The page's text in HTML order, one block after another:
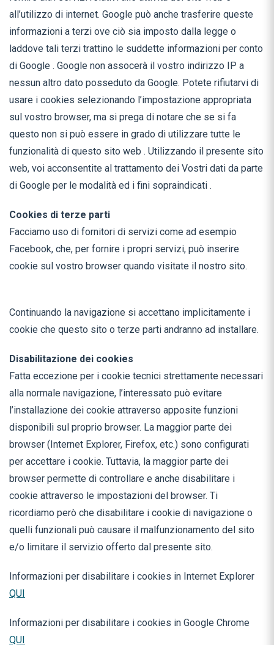
all’utilizzo di internet. Google può anche trasferire queste
informazioni a terzi ove ciò sia imposto dalla legge o
laddove tali terzi trattino le suddette informazioni per conto
di Google . Google non assocerà il vostro indirizzo IP a
nessun altro dato posseduto da Google. Potete rifiutarvi di
usare i cookies selezionando l’impostazione appropriata
sul vostro browser, ma si prega di notare che se si fa
questo non si può essere in grado di utilizzare tutte le
funzionalità di questo sito web . Utilizzando il presente sito
web, voi acconsentite al trattamento dei Vostri dati da parte
di Google per le modalità ed i fini sopraindicati .
Cookies di terze parti
Facciamo uso di fornitori di servizi come ad esempio
Facebook, che, per fornire i propri servizi, può inserire
cookie sul vostro browser quando visitate il nostro sito.
Continuando la navigazione si accettano implicitamente i
cookie che questo sito o terze parti andranno ad installare.
Disabilitazione dei cookies
Fatta eccezione per i cookie tecnici strettamente necessari
alla normale navigazione, l’interessato può evitare
l’installazione dei cookie attraverso apposite funzioni
disponibili sul proprio browser. La maggior parte dei
browser (Internet Explorer, Firefox, etc.) sono configurati
per accettare i cookie. Tuttavia, la maggior parte dei
browser permette di controllare e anche disabilitare i
cookie attraverso le impostazioni del browser. Ti
ricordiamo però che disabilitare i cookie di navigazione o
quelli funzionali può causare il malfunzionamento del sito
e/o limitare il servizio offerto dal presente sito.
Informazioni per disabilitare i cookies in Internet Explorer
QUI
Informazioni per disabilitare i cookies in Google Chrome
QUI